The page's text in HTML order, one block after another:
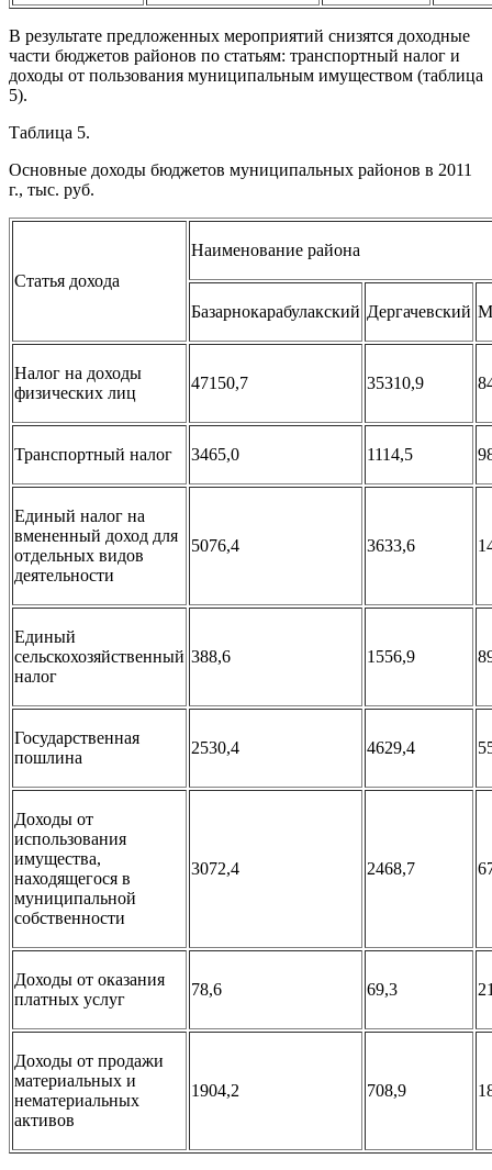
В результате предложенных мероприятий снизятся доходные
части бюджетов районов по статьям: транспортный налог и
доходы от пользования муниципальным имуществом (таблица
5).
Таблица 5.
Основные доходы бюджетов муниципальных районов в 2011
г., тыс. руб.
Статья дохода
Наименование района
Базарнокарабулакский Дергачевский
Налог на доходы
физических лиц
47150,7 35310,9
Транспортный налог 3465,0 1114,5
Единый налог на
вмененный доход для
отдельных видов
деятельности
5076,4 3633,6
Единый
сельскохозяйственный
налог
388,6 1556,9
Государственная
пошлина
2530,4 4629,4
Доходы от
использования
имущества,
находящегося в
муниципальной
собственности
3072,4 2468,7
Доходы от оказания
платных услуг
78,6 69,3
Доходы от продажи
материальных и
нематериальных
активов
1904,2 708,9